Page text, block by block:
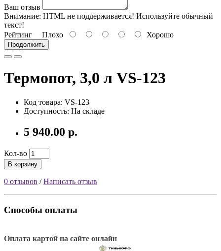
Ваш отзыв
Внимание: HTML не поддерживается! Используйте обычный
текст!
Рейтинг Плохо Хорошо
Продолжить
Термопот, 3,0 л VS-123
Код товара: VS-123
Доступность: На складе
5 940.00 р.
Кол-во
В корзину
0 отзывов /Написать отзыв
Способы оплаты
Оплата картой на сайте онлайн